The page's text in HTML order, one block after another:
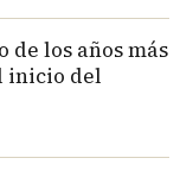
de los años más
inicio del